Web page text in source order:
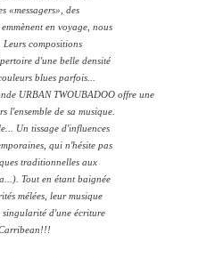
«messagers», des
en voyage, nous
compositions
d'une belle densité
blues parfois...
URBAN TWOUBADOO offre une
l'ensemble de sa musique.
Un tissage d'influences
qui n'hésite pas
traditionnelles aux
Tout en étant baignée
mélées, leur musique
singularité d'une écriture